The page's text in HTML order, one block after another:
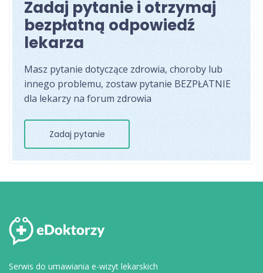
Zadaj pytanie i otrzymaj
bezpłatną odpowiedź
lekarza
Masz pytanie dotyczące zdrowia, choroby lub
innego problemu, zostaw pytanie BEZPŁATNIE
dla lekarzy na forum zdrowia
Zadaj pytanie
Serwis do umawiania e-wizyt lekarskich